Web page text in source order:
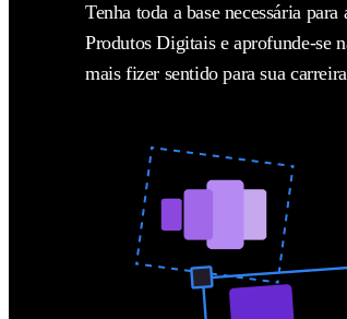
Tenha toda a base necessária para
Produtos Digitais e aprofunde-se
mais fizer sentido para sua